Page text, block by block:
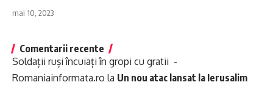
mai 10, 2023
Comentarii recente
Soldații ruși încuiați în gropi cu gratii -
Romaniainformata.ro la Un nou atac lansat la Ierusalim